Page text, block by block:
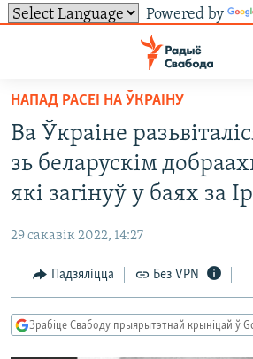
Powered by
ўнівэрсальнага
доступу
Перайсьці
да
галоўнага
зьместу
да
навігацыі
Перайсьці
да
НАВІНЫ
УСЕ НАВІНЫ
ВІДЭА І ФОТА
ЭКАНОМІКА
ТОЛЬКІ НА СВАБОДЗЕ
ТЭСТЫ
ГІСТОРЫЯ НА СВАБОДЗЕ
ПАДКАСТЫ
СУВЯЗЬ
ПАДЗЯЛІЦЦА ІНФАРМАЦЫЯЙ
ПАДКАСТЫ
НАПАД РАСЕІ НА ЎКРАІНУ
Ва Ўкраіне
зь беларускім
які загінуў у баях за
29 сакавік 2022, 14:27
Падзяліцца Без VPN
Зрабіце Свабоду прыярытэтнай крыніцай ў